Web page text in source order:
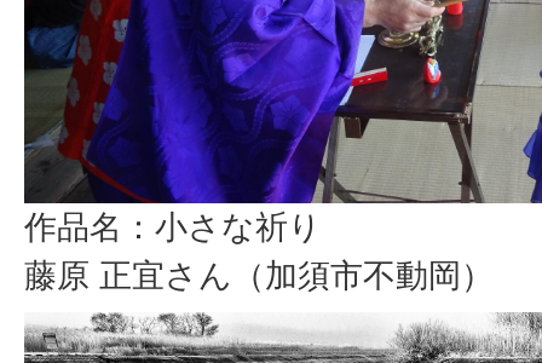
作品名：小さな祈り
藤原 正宜さん（加須市不動岡）